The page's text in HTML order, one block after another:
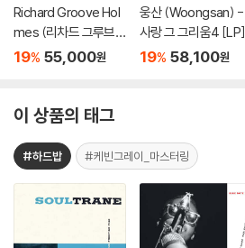
Richard Groove Hol
mes (리차드 그루브
홈스) - Six Million Doll
19% 55,000원
웅산 (Woongsan) -
사랑 그 그리움4 [LP]
19% 58,100원
이 상품의 태그
#하드밥 #케빈그레이_마스터링